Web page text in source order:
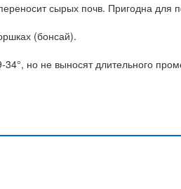
сырых почв. Пригодна для
(бонсай).
но не выносят длительного